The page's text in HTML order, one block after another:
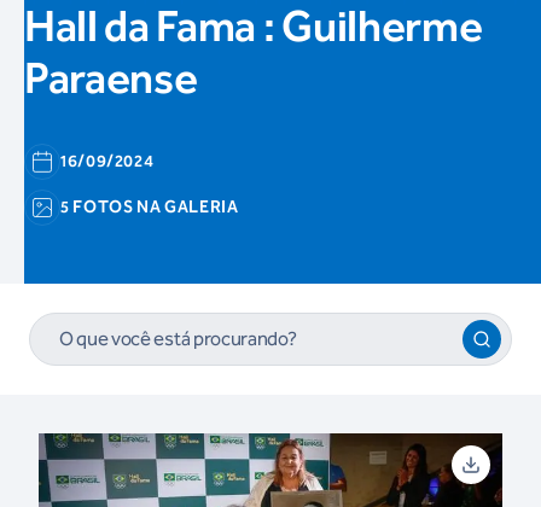
Hall da Fama : Guilherme
Paraense
16/09/2024
5 FOTOS NA GALERIA